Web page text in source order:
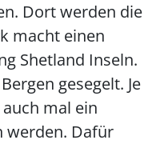
Dort werden die
macht einen
Shetland Inseln.
gesegelt. Je
mal ein
werden. Dafür